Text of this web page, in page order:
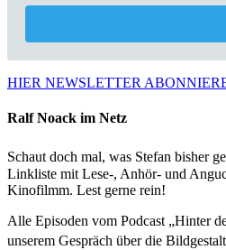
HIER NEWSLETTER
Ralf Noack im Netz
Schaut doch mal, was Stefan bisher
Linkliste mit Lese-, Anhör- und
Kinofilmm. Lest gerne rein!
Alle Episoden vom Podcast „Hinter
unserem Gespräch über die